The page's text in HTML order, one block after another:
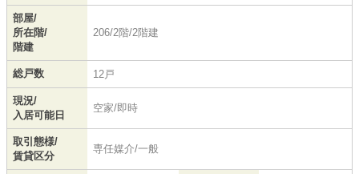
部屋/
所在階/
階建
206/2階/2階建
総戸数 12戸
現況/
入居可能日
空家/即時
取引態様/
賃貸区分
専任媒介/一般